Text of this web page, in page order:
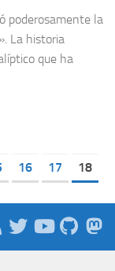
poderosamente la
La historia
que ha
16 17 18